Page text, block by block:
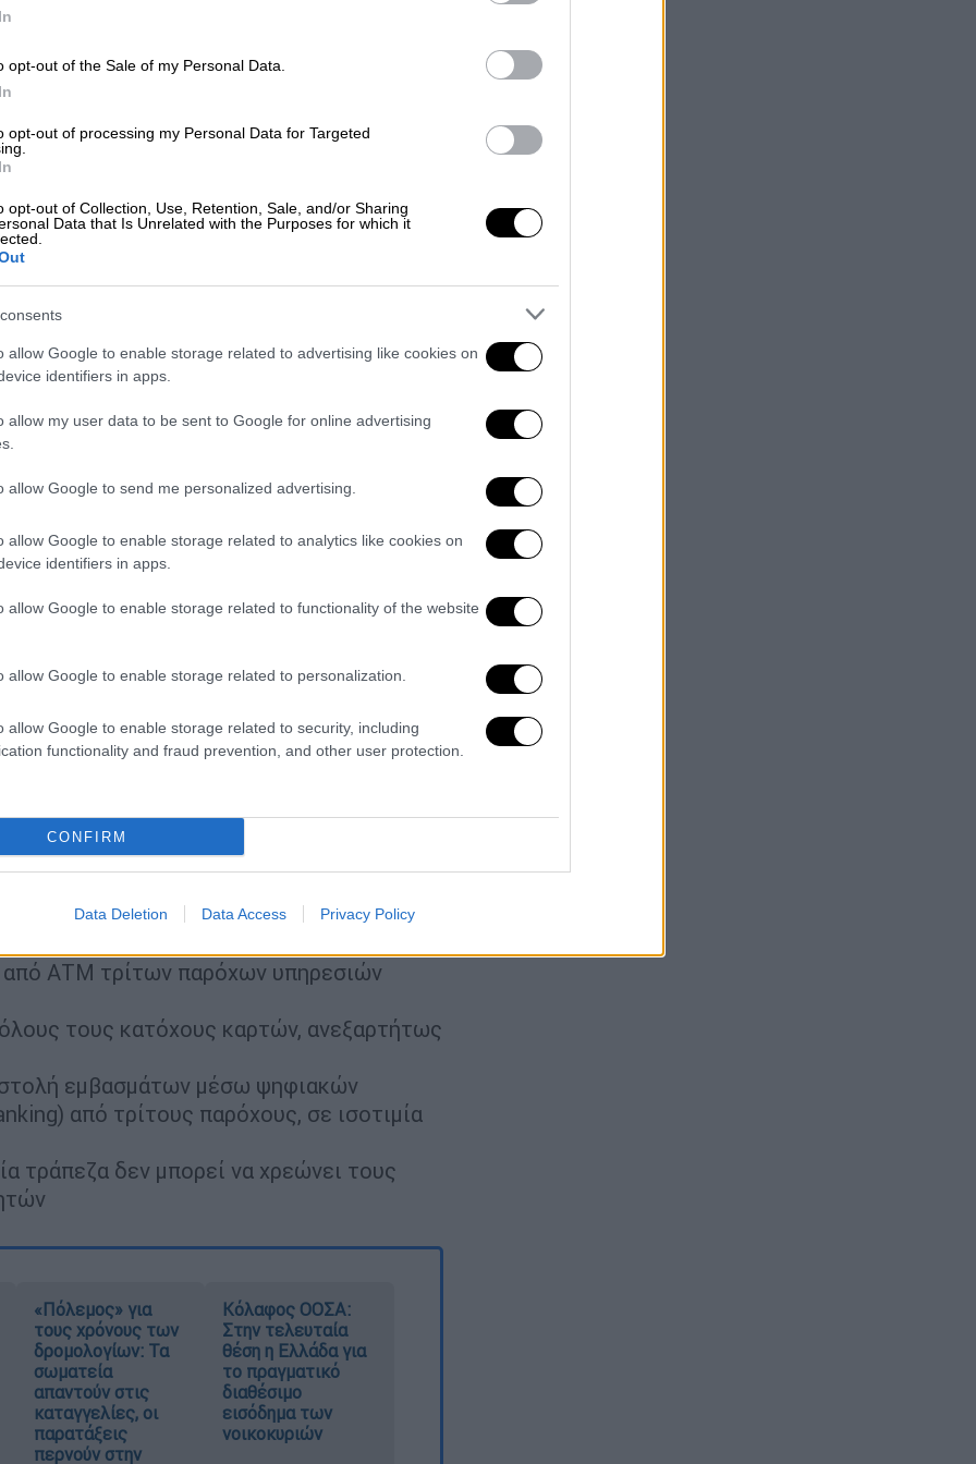
opt-out of the Sale of my Personal Data.
opt-out of processing my Personal Data for Targeted
opt-out of Collection, Use, Retention, Sale, and/or Sharing
Data that Is Unrelated with the Purposes for which it
allow Google to enable storage related to advertising like cookies on
identifiers in apps.
allow my user data to be sent to Google for online advertising
allow Google to send me personalized advertising.
allow Google to enable storage related to analytics like cookies on
identifiers in apps.
allow Google to enable storage related to functionality of the website
allow Google to enable storage related to personalization.
allow Google to enable storage related to security, including
functionality and fraud prevention, and other user protection.
CONFIRM
Data Deletion Data Access Privacy Policy
δηλώσεις - Όλες οι αλλαγές
καθιερώνεται εθνικό ανώτατο όριο
αναλήψεις που
από τα ΑΤΜ
κατέθεσε το ΥΠΟΙΚ προβλέπει:
σύστημα ΔΙΑΣ
παρόχους όταν υπάρχει άμεση ή έμμεση
πελάτη
παρόχουςσε δημοτικές κοινότητες
από ΑΤΜ τρίτων παρόχων υπηρεσιών
τους κατόχους καρτών, ανεξαρτήτως
εμβασμάτων μέσω ψηφιακών
από τρίτους παρόχους, σε ισοτιμία
τράπεζα δεν μπορεί να χρεώνει τους
«Πόλεμος» για
τους χρόνους των
δρομολογίων: Τα
σωματεία
απαντούν στις
καταγγελίες, οι
παρατάξεις
περνούν στην
Κόλαφος ΟΟΣΑ:
Στην τελευταία
θέση η Ελλάδα για
το πραγματικό
διαθέσιμο
εισόδημα των
νοικοκυριών